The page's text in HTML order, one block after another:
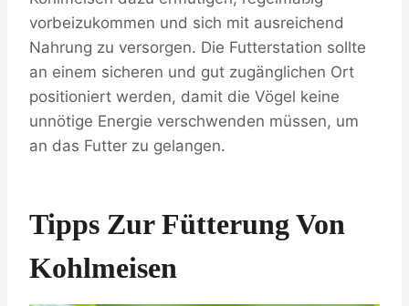
vorbeizukommen und sich mit ausreichend
Nahrung zu versorgen. Die Futterstation sollte
an einem sicheren und gut zugänglichen Ort
positioniert werden, damit die Vögel keine
unnötige Energie verschwenden müssen, um
an das Futter zu gelangen.
Tipps Zur Fütterung Von
Kohlmeisen